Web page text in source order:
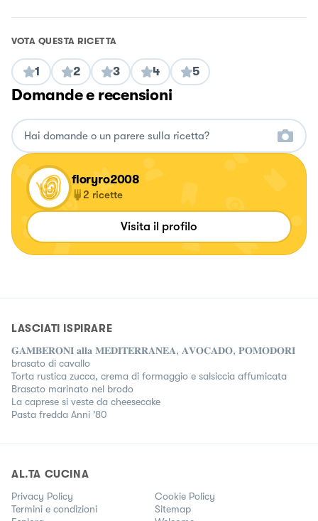
VOTA QUESTA RICETTA
1 2 3 4 5
Domande e recensioni
floryro2008
2 ricette
Visita il profilo
LASCIATI ISPIRARE
𝐆𝐀𝐌𝐁𝐄𝐑𝐎𝐍𝐈 𝐚𝐥𝐥𝐚 𝐌𝐄𝐃𝐈𝐓𝐄𝐑𝐑𝐀𝐍𝐄𝐀, 𝐀𝐕𝐎𝐂𝐀𝐃𝐎, 𝐏𝐎𝐌𝐎𝐃𝐎𝐑𝐈
brasato di cavallo
Torta rustica zucca, crema di formaggio e salsiccia affumicata
Brasato marinato nel brodo
La caprese si veste da cheesecake
Pasta fredda Anni '80
AL.TA CUCINA
Privacy Policy
Cookie Policy
Termini e condizioni
Sitemap